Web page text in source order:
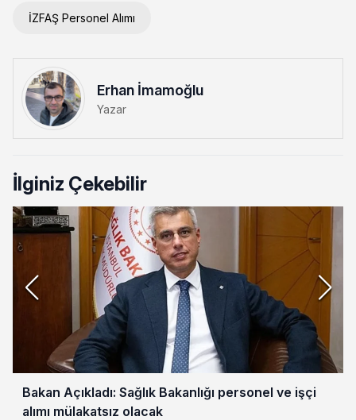
İZFAŞ Personel Alımı
Erhan İmamoğlu
Yazar
İlginiz Çekebilir
Bakan Açıkladı: Sağlık Bakanlığı personel ve işçi
alımı mülakatsız olacak